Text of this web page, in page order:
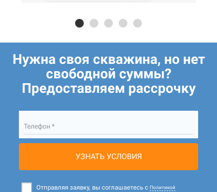
Нужна своя скважина, но нет
свободной суммы?
Предоставляем рассрочку
Телефон *
УЗНАТЬ УСЛОВИЯ
Отправляя заявку, вы соглашаетесь с Политикой